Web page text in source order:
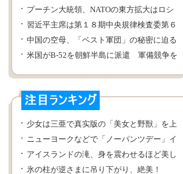
幕
プーチン大統領、NATOの東方拡大はロシ
ア・西側関係が損害を受けた主な原因
習近平主席は第１８期中央規律検査委第６
回全体会議で重要な演説を発表
中国の空母、「ベスト軍団」の秘密に迫る
米国がB-52を朝鮮半島に派遣 軍備競争を
少女は三亜で真实版の「美女と野獣」を上
演
ニューヨークなどで「ノーパンツデー」イ
ベントが開催
アイスランドの滝、身を震わせるほど美し
い
氷の柱が逆さまに吊り下がり、絶美！